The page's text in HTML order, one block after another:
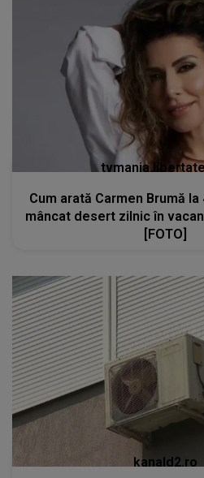
Cum arată Carmen Brumă la
mâncat desert zilnic în
[FOTO]
kanald2.ro